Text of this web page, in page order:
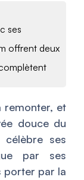
ses
offrent deux
remonter, et
douce du
ses
par ses
porter par la